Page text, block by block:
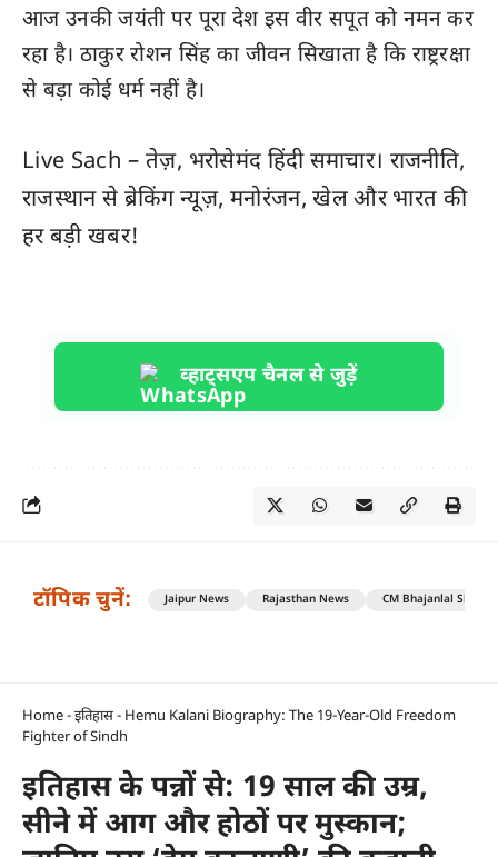
आज उनकी जयंती पर पूरा देश इस वीर सपूत को नमन कर
रहा है। ठाकुर रोशन सिंह का जीवन सिखाता है कि राष्ट्ररक्षा
से बड़ा कोई धर्म नहीं है।
Live Sach – तेज़, भरोसेमंद हिंदी समाचार। राजनीति,
राजस्थानसे ब्रेकिंग न्यूज़, मनोरंजन, खेल औरभारत की
हर बड़ी खबर!
व्हाट्सएप चैनल से जुड़ें
टॉपिक चुनें: Jaipur News Rajasthan News CM Bhajanlal
Home-इतिहास- Hemu Kalani Biography: The 19-Year-Old Freedom
Fighter of Sindh
इतिहास के पन्नों से: 19 साल की उम्र,
सीने में आग और होठों पर मुस्कान;